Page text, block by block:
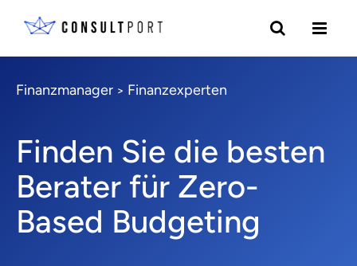
Finanzmanager > Finanzexperten
Finden Sie die besten
Berater für Zero-
Based Budgeting